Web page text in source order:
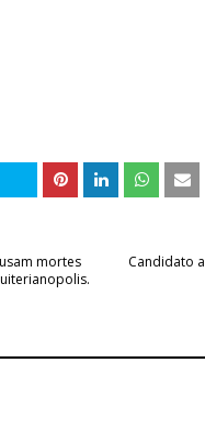
Candidato
mortes